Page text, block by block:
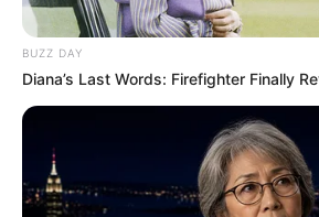
e que nos remete às festas
vantagem, além da beleza, é
para festa juninacom esses
mais em conta.
BUZZ DAY
Diana’s Last Words: Firefighter Finally